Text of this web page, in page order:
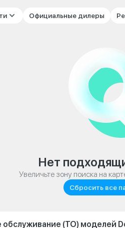
Официальные дилеры
Нет
Увеличьте зону поиска на
Сбросить все
обслуживание (ТО) моделей